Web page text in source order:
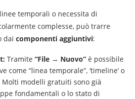
temporali o necessita di
complesse, può trarre
dai componenti aggiuntivi:
Tramite “File → Nuovo” è possibile
come “linea temporale”, ‘timeline’ o
Molti modelli gratuiti sono già
fondamentali o lo stato di